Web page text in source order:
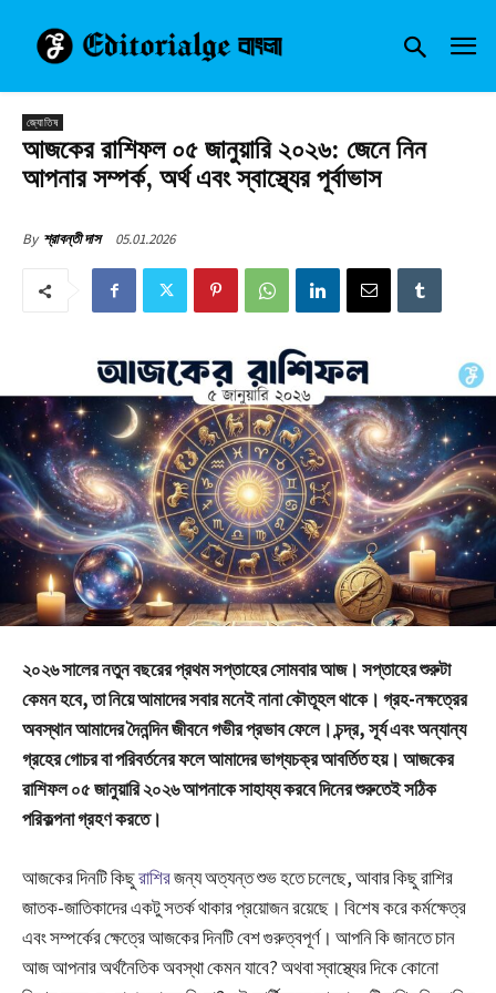
জ্যোতিষ
আজকের রাশিফল ০৫ জানুয়ারি ২০২৬: জেনে নিন
আপনার সম্পর্ক, অর্থ এবং স্বাস্থ্যের পূর্বাভাস
By শ্রাবন্তী দাস 05.01.2026
২০২৬ সালের নতুন বছরের প্রথম সপ্তাহের সোমবার আজ। সপ্তাহের শুরুটা
কেমন হবে, তা নিয়ে আমাদের সবার মনেই নানা কৌতূহল থাকে। গ্রহ-নক্ষত্রের
অবস্থান আমাদের দৈনন্দিন জীবনে গভীর প্রভাব ফেলে। চন্দ্র, সূর্য এবং অন্যান্য
গ্রহের গোচর বা পরিবর্তনের ফলে আমাদের ভাগ্যচক্র আবর্তিত হয়। আজকের
রাশিফল ০৫ জানুয়ারি ২০২৬ আপনাকে সাহায্য করবে দিনের শুরুতেই সঠিক
পরিকল্পনা গ্রহণ করতে।
আজকের দিনটি কিছুরাশিরজন্য অত্যন্ত শুভ হতে চলেছে, আবার কিছু রাশির
জাতক-জাতিকাদের একটু সতর্ক থাকার প্রয়োজন রয়েছে। বিশেষ করে কর্মক্ষেত্র
এবং সম্পর্কের ক্ষেত্রে আজকের দিনটি বেশ গুরুত্বপূর্ণ। আপনি কি জানতে চান
আজ আপনার অর্থনৈতিক অবস্থা কেমন যাবে? অথবা স্বাস্থ্যের দিকে কোনো